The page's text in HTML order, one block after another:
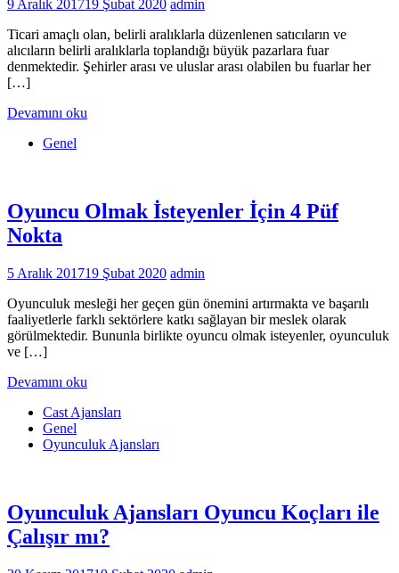
9 Aralık 201719 Şubat 2020 admin
Ticari amaçlı olan, belirli aralıklarla düzenlenen satıcıların ve
alıcıların belirli aralıklarla toplandığı büyük pazarlara fuar
denmektedir. Şehirler arası ve uluslar arası olabilen bu fuarlar her
[…]
Devamını oku
Genel
Oyuncu Olmak İsteyenler İçin 4 Püf
Nokta
5 Aralık 201719 Şubat 2020 admin
Oyunculuk mesleği her geçen gün önemini artırmakta ve başarılı
faaliyetlerle farklı sektörlere katkı sağlayan bir meslek olarak
görülmektedir. Bununla birlikte oyuncu olmak isteyenler, oyunculuk
ve […]
Devamını oku
Cast Ajansları
Genel
Oyunculuk Ajansları
Oyunculuk Ajansları Oyuncu Koçları ile
Çalışır mı?